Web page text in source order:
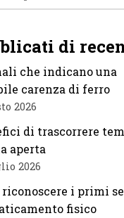
di
che indicano una
carenza di ferro
2026
di trascorrere
aperta
2026
riconoscere i primi
fisico